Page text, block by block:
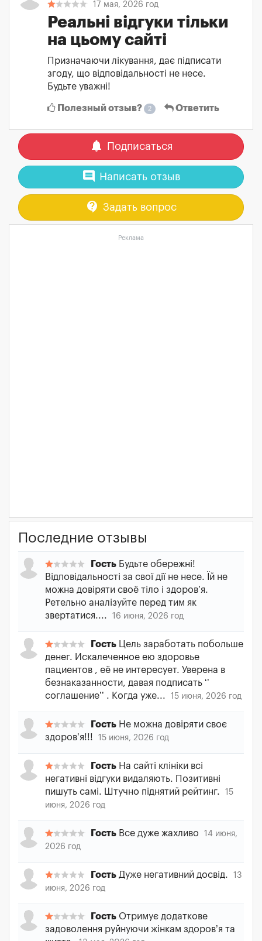
17 мая, 2026 год
Реальні відгуки тільки
на цьому сайті
Призначаючи лікування, дає підписати
згоду, що відповідальності не несе.
Будьте уважні!
Полезный отзыв? 2 Ответить
notifications Подписаться
comment Написать отзыв
contact_support Задать вопрос
Реклама
Последние отзывы
Гость Будьте обережні!
Відповідальності за свої дії не несе. Їй не
можна довіряти своё тіло і здоров’я.
Ретельно аналізуйте перед тим як
звертатися....
16 июня, 2026 год
Гость Цель заработать побольше
денег. Искалеченное ею здоровье
пациентов , её не интересует. Уверена в
безнаказанности, давая подписать ‘’
соглашение’’ . Когда уже...
15 июня, 2026 год
Гость Не можна довіряти своє
здоровʼя!!!
15 июня, 2026 год
Гость На сайті клініки всі
негативні відгуки видаляють. Позитивні
пишуть самі. Штучно піднятий рейтинг.
15
июня, 2026 год
Гость Все дуже жахливо
14 июня,
2026 год
Гость Дуже негативний досвід.
13
июня, 2026 год
Гость Отримує додаткове
задоволення руйнуючи жінкам здоров’я та